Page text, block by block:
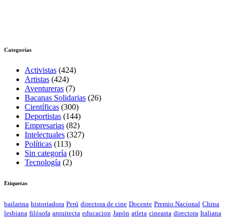
Categorías
Activistas (424)
Artistas (424)
Aventureras (7)
Bacanas Solidarias (26)
Científicas (300)
Deportistas (144)
Empresarias (82)
Intelectuales (327)
Políticas (113)
Sin categoría (10)
Tecnología (2)
Etiquetas
bailarina historiadora Perú directora de cine Docente Premio Nacional China
lesbiana filósofa arquitecta educacion Japón atleta cineasta directora Italiana